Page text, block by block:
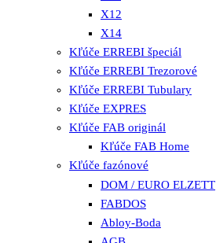
X12
X14
Kľúče ERREBI špeciál
Kľúče ERREBI Trezorové
Kľúče ERREBI Tubulary
Kľúče EXPRES
Kľúče FAB originál
Kľúče FAB Home
Kľúče fazónové
DOM / EURO ELZETT
FABDOS
Abloy-Boda